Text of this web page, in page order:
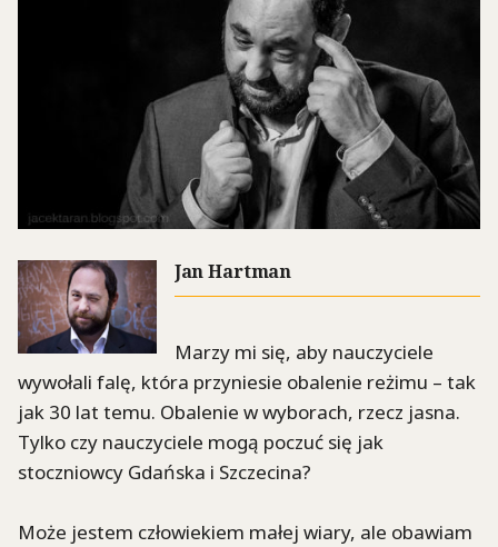
Jan Hartman
Marzy mi się, aby nauczyciele
wywołali falę, która przyniesie obalenie reżimu – tak
jak 30 lat temu. Obalenie w wyborach, rzecz jasna.
Tylko czy nauczyciele mogą poczuć się jak
stoczniowcy Gdańska i Szczecina?
Może jestem człowiekiem małej wiary, ale obawiam